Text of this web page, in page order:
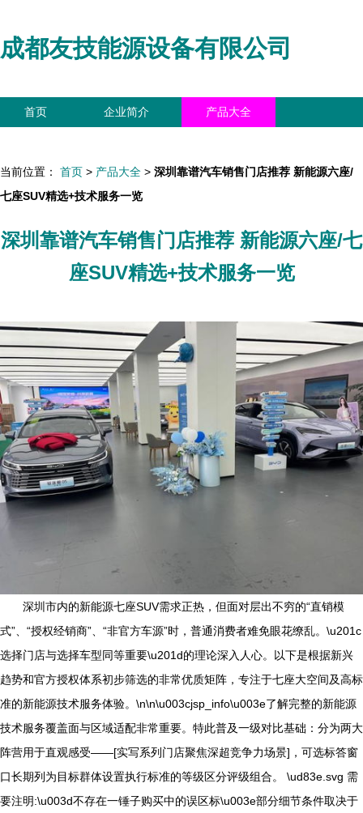
成都友技能源设备有限公司
首页 企业简介 产品大全
当前位置： 首页 > 产品大全 > 深圳靠谱汽车销售门店推荐 新能源六座/
七座SUV精选+技术服务一览
深圳靠谱汽车销售门店推荐 新能源六座/七
座SUV精选+技术服务一览
深圳市内的新能源七座SUV需求正热，但面对层出不穷的“直销模
式”、“授权经销商”、“非官方车源”时，普通消费者难免眼花缭乱。\u201c
选择门店与选择车型同等重要\u201d的理论深入人心。以下是根据新兴
趋势和官方授权体系初步筛选的非常优质矩阵，专注于七座大空间及高标
准的新能源技术服务体验。\n\n\u003cjsp_info\u003e了解完整的新能源
技术服务覆盖面与区域适配非常重要。特此普及一级对比基础：分为两大
阵营用于直观感受——[实写系列门店聚焦深超竞争力场景]，可选标答窗
口长期列为目标群体设置执行标准的等级区分评级组合。 \ud83e.svg 需
要注明:\u003d不存在一锤子购买中的误区标\u003e部分细节条件取决于